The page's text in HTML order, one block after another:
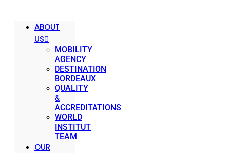
ABOUT
US
MOBILITY
AGENCY
DESTINATION
BORDEAUX
QUALITY
&
ACCREDITATIONS
WORLD
INSTITUT
TEAM
OUR